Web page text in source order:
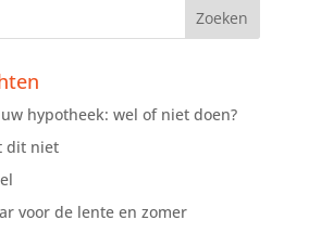
hypotheek: wel of niet doen?
dit niet
voor de lente en zomer